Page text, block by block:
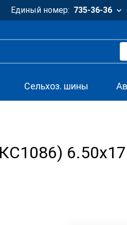
Единый номер: 735-36-36
Сельхоз. шины